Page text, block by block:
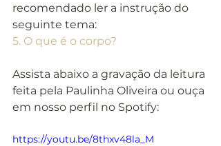
recomendado ler a instrução do
seguinte tema:
5. O que é o corpo?
Assista abaixo a gravação da leitura
feita pela Paulinha Oliveira ou ouça
em nosso perfil no Spotify:
https://youtu.be/8thxv48la_M